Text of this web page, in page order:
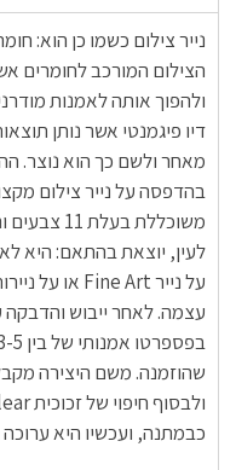
נייר צילום כשמו כן הוא:
הצילום המורכב לחומרים
ולהפוך אותה לאמנות
דיו פיגמנטי אשר נותן
מאחר ולשם כך הוא נוצר.
משוכללת
לעין, יוצאת בהתאם:
עצמה. לאחר ייבוש
שהוזמנה. משם היצירה
כבמתנה, ועכשיו היא ערוכה